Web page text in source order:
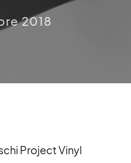
2018
Project Vinyl